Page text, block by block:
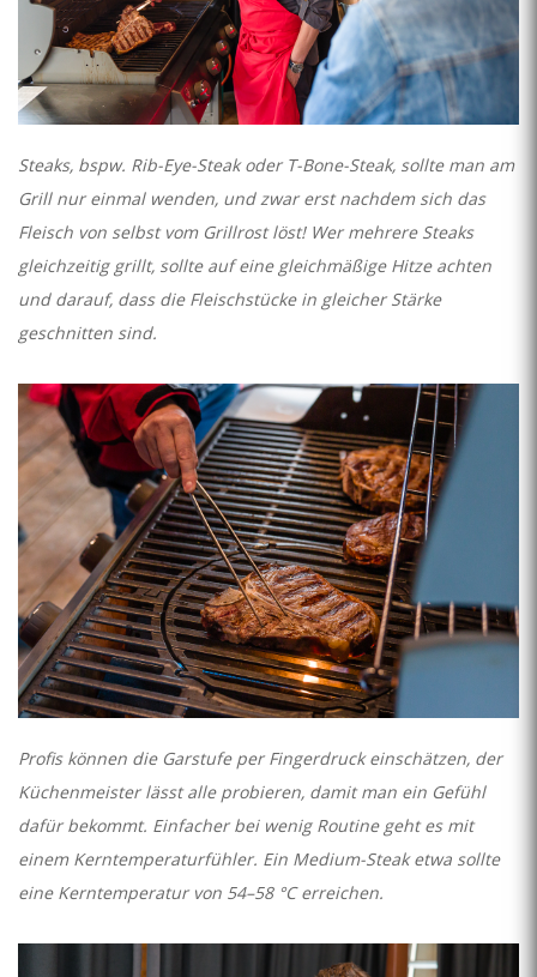
Steaks, bspw. Rib-Eye-Steak oder T-Bone-Steak, sollte man am
Grill nur einmal wenden, und zwar erst nachdem sich das
Fleisch von selbst vom Grillrost löst! Wer mehrere Steaks
gleichzeitig grillt, sollte auf eine gleichmäßige Hitze achten
und darauf, dass die Fleischstücke in gleicher Stärke
geschnitten sind.
Profis können die Garstufe per Fingerdruck einschätzen, der
Küchenmeister lässt alle probieren, damit man ein Gefühl
dafür bekommt. Einfacher bei wenig Routine geht es mit
einem Kerntemperaturfühler. Ein Medium-Steak etwa sollte
eine Kerntemperatur von 54–58 °C erreichen.